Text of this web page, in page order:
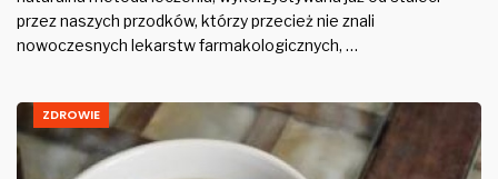
przez naszych przodków, którzy przecież nie znali
nowoczesnych lekarstw farmakologicznych, …
ZDROWIE